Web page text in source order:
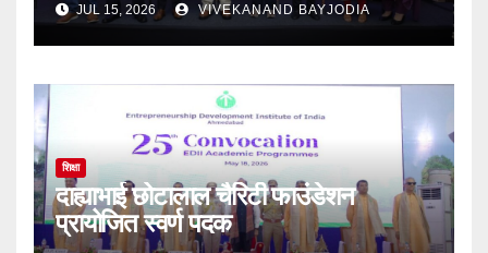
JUL 15, 2026 VIVEKANAND BAYJODIA
शिक्षा
दाह्याभाई छोटालाल चैरिटी फाउंडेशन
प्रायोजित स्वर्ण पदक